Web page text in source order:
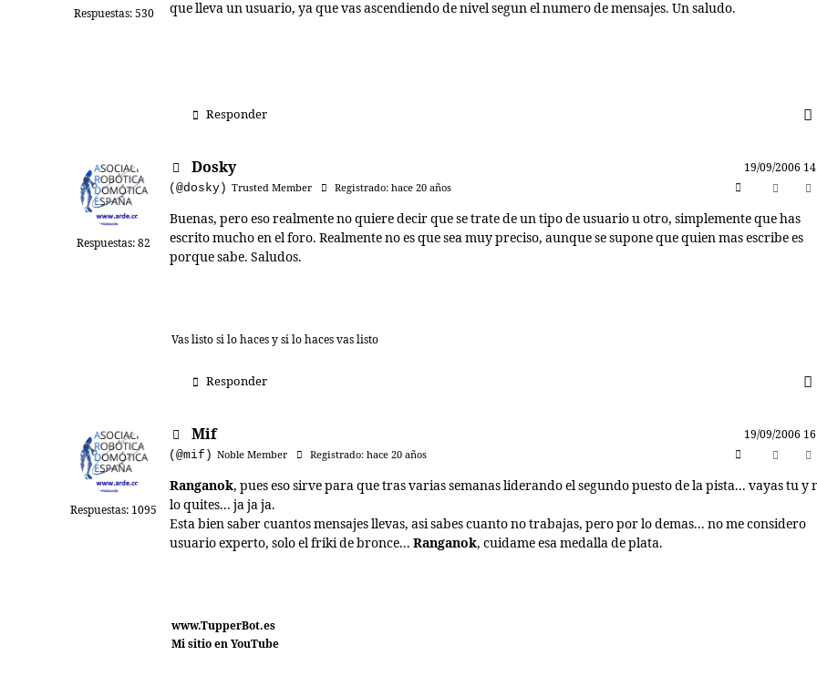
Respuestas: 530
que lleva un usuario, ya que vas ascendiendo de nivel segun el numero de mensajes. Un saludo.
Responder
Respuestas: 82
Dosky
19/09/2006
(@dosky) Trusted Member Registrado: hace 20 años
Buenas, pero eso realmente no quiere decir que se trate de un tipo de usuario u otro, simplemente que has
escrito mucho en el foro. Realmente no es que sea muy preciso, aunque se supone que quien mas escribe es
porque sabe. Saludos.
Vas listo si lo haces y si lo haces vas listo
Responder
Respuestas: 1095
Mif
19/09/2006
(@mif) Noble Member Registrado: hace 20 años
Ranganok, pues eso sirve para que tras varias semanas liderando el segundo puesto de la pista... vayas tu y
lo quites... ja ja ja.
Esta bien saber cuantos mensajes llevas, asi sabes cuanto no trabajas, pero por lo demas... no me considero
usuario experto, solo el friki de bronce... Ranganok, cuidame esa medalla de plata.
www.TupperBot.es
Mi sitio en YouTube